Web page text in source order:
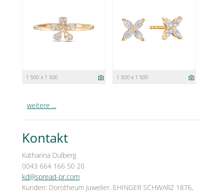
1 500 x 1 500 1 500 x 1 500
weitere ...
Kontakt
Katharina Dulberg
0043 664 166 50 20
kd@spread-pr.com
Kunden: Dorotheum Juwelier, EHINGER SCHWARZ 1876,